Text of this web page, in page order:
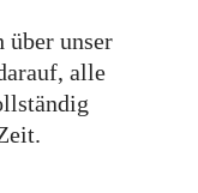
über unser
alle